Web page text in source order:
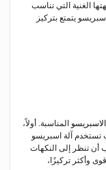
الغنية التي تناسب
يتمتع بتركيز
الاسبريسو المناسبة. أولاً،
تستخدم آلة اسبريسو
أن تنظر إلى النكهات
وأكثر تركيزًا،